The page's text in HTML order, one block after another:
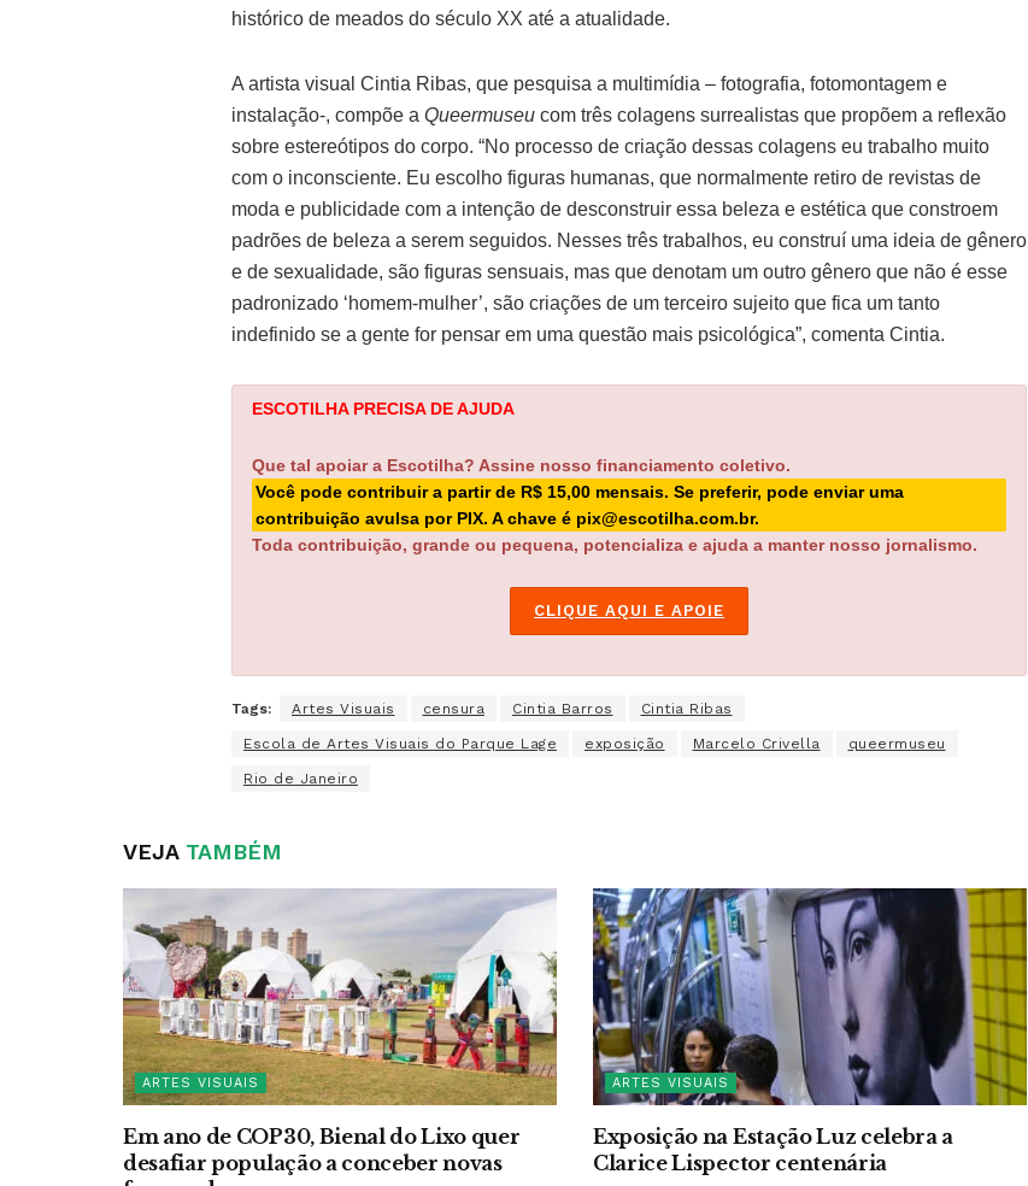
histórico de meados do século XX até a atualidade.
A artista visual Cintia Ribas, que pesquisa a multimídia – fotografia, fotomontagem e
instalação-, compõe a Queermuseu com três colagens surrealistas que propõem a reflexão
sobre estereótipos do corpo. “No processo de criação dessas colagens eu trabalho muito
com o inconsciente. Eu escolho figuras humanas, que normalmente retiro de revistas de
moda e publicidade com a intenção de desconstruir essa beleza e estética que constroem
padrões de beleza a serem seguidos. Nesses três trabalhos, eu construí uma ideia de gênero
e de sexualidade, são figuras sensuais, mas que denotam um outro gênero que não é esse
padronizado ‘homem-mulher’, são criações de um terceiro sujeito que fica um tanto
indefinido se a gente for pensar em uma questão mais psicológica”, comenta Cintia.
ESCOTILHA PRECISA DE AJUDA
Que tal apoiar a Escotilha? Assine nosso financiamento coletivo.
Você pode contribuir a partir de R$ 15,00 mensais. Se preferir, pode enviar uma
contribuição avulsa por PIX. A chave é pix@escotilha.com.br.
Toda contribuição, grande ou pequena, potencializa e ajuda a manter nosso jornalismo.
CLIQUE AQUI E APOIE
Tags: Artes Visuais censura Cintia Barros Cintia Ribas
Escola de Artes Visuais do Parque Lage exposição Marcelo Crivella queermuseu
Rio de Janeiro
VEJATAMBÉM
ARTES VISUAIS
Em ano de COP30, Bienal do Lixo quer
desafiar população a conceber novas
ARTES VISUAIS
Exposição na Estação Luz celebra a
Clarice Lispector centenária